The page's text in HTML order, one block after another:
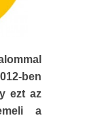
ben
ezt az
a